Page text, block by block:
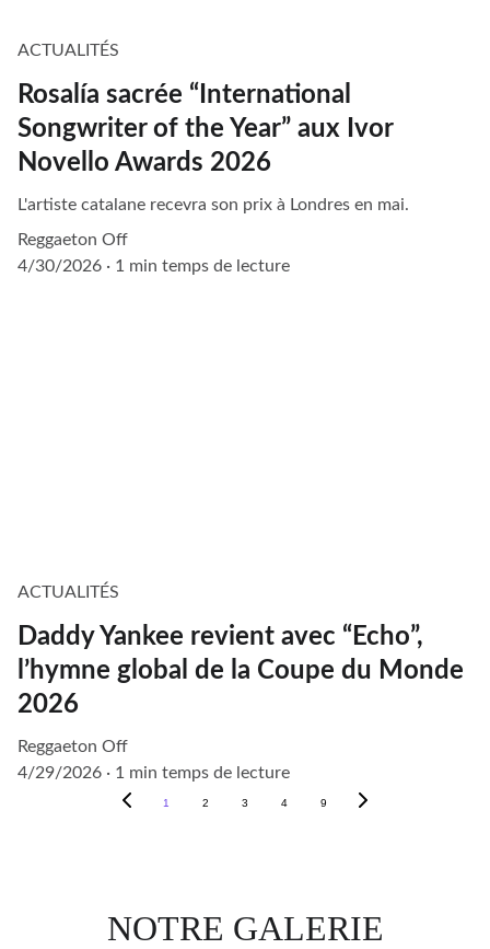
ACTUALITÉS
Rosalía sacrée “International
Songwriter of the Year” aux Ivor
Novello Awards 2026
L'artiste catalane recevra son prix à Londres en mai.
Reggaeton Off
4/30/2026
1 min temps de lecture
ACTUALITÉS
Daddy Yankee revient avec “Echo”,
l’hymne global de la Coupe du Monde
2026
Reggaeton Off
4/29/2026
1 min temps de lecture
1 2 3 4 9
NOTRE GALERIE